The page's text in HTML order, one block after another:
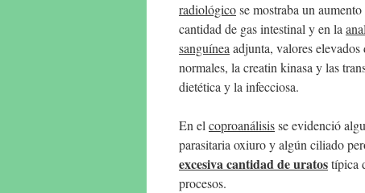
radiológicose mostraba un
cantidad de gas intestinal y en la
sanguíneaadjunta, valores
normales, la creatin kinasa y las
dietética y la infecciosa.
En elcoproanálisisse evidenció
parasitaria oxiuro y algún ciliado
excesiva cantidad de uratostípica
procesos.